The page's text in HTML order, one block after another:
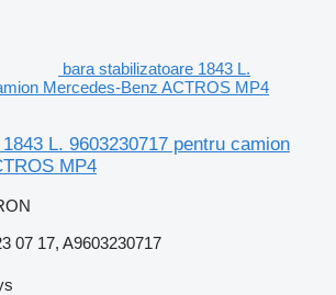
bara stabilizatoare 1843 L.
Mercedes-Benz ACTROS MP4
L. 9603230717 pentru camion
MP4
07 17, A9603230717